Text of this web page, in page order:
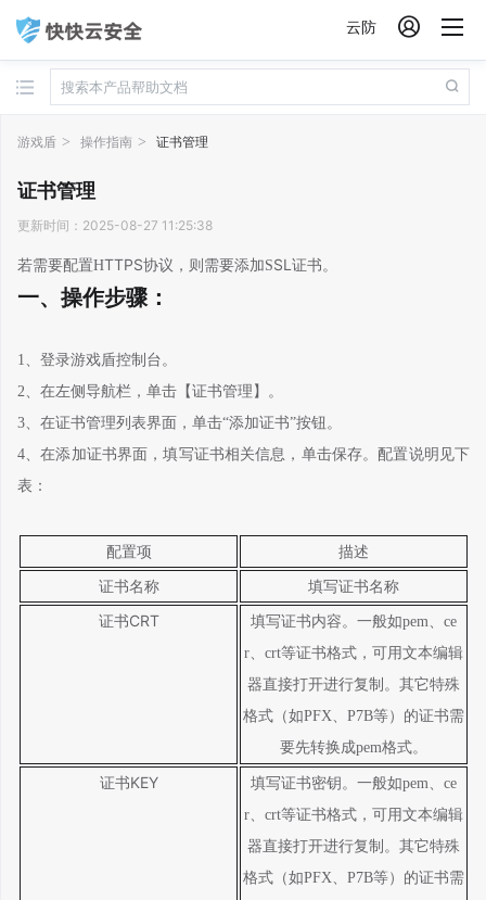
云防 
游戏盾 操作指南 证书管理
证书管理
更新时间：2025-08-27 11:25:38
若需要配置HTTPS协议 ， 则需要添加SSL 证书。
一、 操作步骤：
1、 登录游戏盾控制台。
2、 在左侧导航栏，单击【证书管理 】 。
3、 在证书管理列表界面，单击“添加证书”按钮。
4、在添加证书界面，填写证书相关信息，单击保存。配置说明见下
表：
配置项
描述
证书名称
填写证书名称
证书CRT
填写证书内容。一般如pem、 ce
r、 crt等证书格式，可用文本编辑
器直接打开进行复制。其它特殊
格式（如PFX、 P7B等）的证书需
要先转换成pem格式。
证书KEY 填写证书密钥 。 一般如pem、 ce
r、 crt等证书格式，可用文本编辑
器直接打开进行复制。其它特殊
格式（如PFX、 P7B等）的证书需